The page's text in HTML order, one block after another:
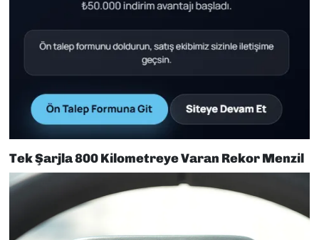
Tek Şarjla 800 Kilometreye Varan Rekor Menzil